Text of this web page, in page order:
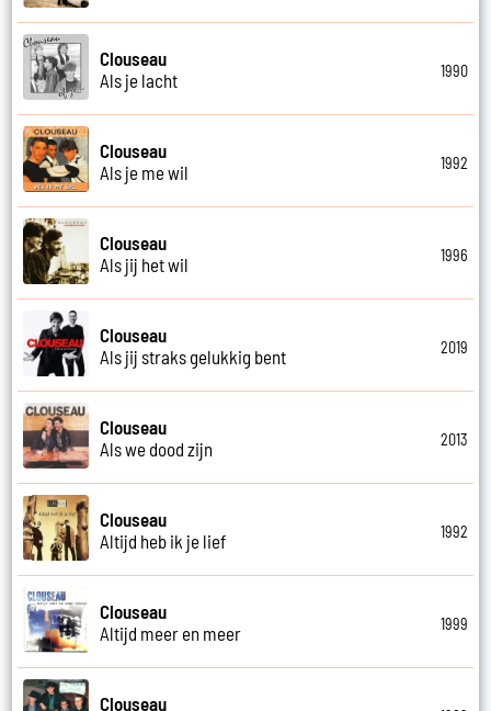
Clouseau
Als je lacht
1990
Clouseau
Als je me wil
1992
Clouseau
Als jij het wil
1996
Clouseau
Als jij straks gelukkig bent
2019
Clouseau
Als we dood zijn
2013
Clouseau
Altijd heb ik je lief
1992
Clouseau
Altijd meer en meer
1999
Clouseau